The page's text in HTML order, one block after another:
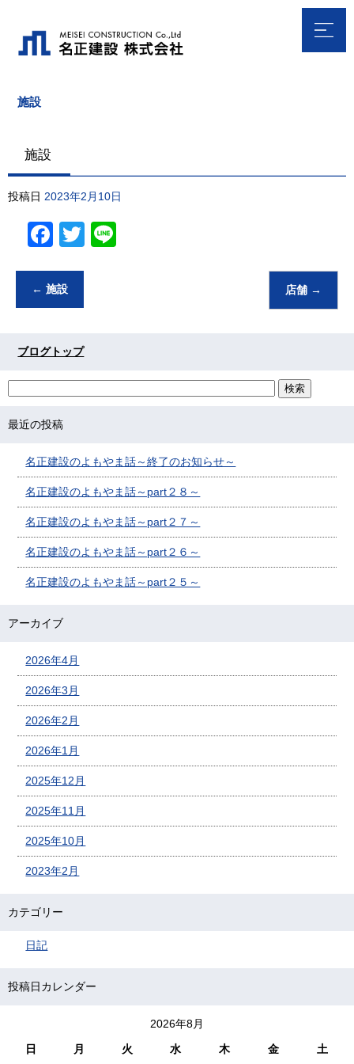
施設
施設
投稿日 2023年2月10日
Facebook
Twitter
← 施設 店舗 →
ブログトップ
最近の投稿
名正建設のよもやま話～終了のお知らせ～
名正建設のよもやま話～part２８～
名正建設のよもやま話～part２７～
名正建設のよもやま話～part２６～
名正建設のよもやま話～part２５～
アーカイブ
2026年4月
2026年3月
2026年2月
2026年1月
2025年12月
2025年11月
2025年10月
2023年2月
カテゴリー
日記
投稿日カレンダー
2026年8月
日
月 火 水 木 金
土